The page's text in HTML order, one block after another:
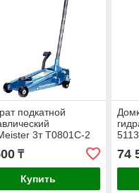
подкатной
3т T0801C-2
₸
Купить
74